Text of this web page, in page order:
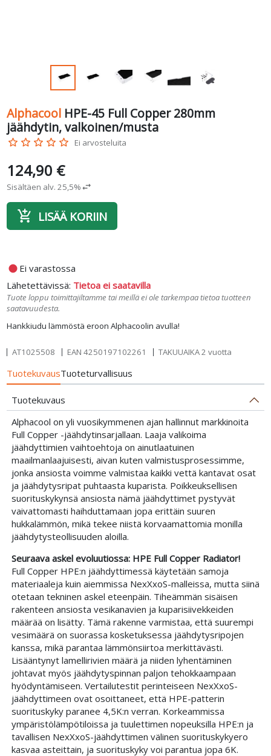
Alphacool HPE-45 Full Copper 280mm
jäähdytin, valkoinen/musta
star_border star_border star_border star_border star_border Ei arvosteluita
Hankkiudu lämmöstä eroon Alphacoolin avulla!
124,90 €
Sisältäen alv. 25,5%swap_horiz
add_shopping_cart LISÄÄ KORIIN
fiber_manual_record Ei varastossa
Lähetettävissä: Tietoa ei saatavilla
Tuote loppu toimittajiltamme tai meillä ei ole tarkempaa tietoa tuotteen
saatavuudesta.
AT1025508 EAN 4250197102261 TAKUUAIKA 2 vuotta
TuotekuvausTuoteturvallisuus
Tuotekuvaus
Alphacool on yli vuosikymmenen ajan hallinnut markkinoita
Full Copper -jäähdytinsarjallaan. Laaja valikoima
jäähdyttimien vaihtoehtoja on ainutlaatuinen
maailmanlaajuisesti, aivan kuten valmistusprosessimme,
jonka ansiosta voimme valmistaa kaikki vettä kantavat osat
ja jäähdytysripat puhtaasta kuparista. Poikkeuksellisen
suorituskykynsä ansiosta nämä jäähdyttimet pystyvät
vaivattomasti haihduttamaan jopa erittäin suuren
hukkalämmön, mikä tekee niistä korvaamattomia monilla
jäähdytysteollisuuden aloilla.
Seuraava askel evoluutiossa: HPE Full Copper Radiator!
Full Copper HPE:n jäähdyttimessä käytetään samoja
materiaaleja kuin aiemmissa NexXxoS-malleissa, mutta siinä
otetaan tekninen askel eteenpäin. Tiheämmän sisäisen
rakenteen ansiosta vesikanavien ja kuparisiivekkeiden
määrää on lisätty. Tämä rakenne varmistaa, että suurempi
vesimäärä on suorassa kosketuksessa jäähdytysripojen
kanssa, mikä parantaa lämmönsiirtoa merkittävästi.
Lisääntynyt lamellirivien määrä ja niiden lyhentäminen
johtavat myös jäähdytyspinnan paljon tehokkaampaan
hyödyntämiseen. Vertailutestit perinteiseen NexXxoS-
jäähdyttimeen ovat osoittaneet, että HPE-patterin
suorituskyky paranee 4,5K:n verran. Korkeammissa
ympäristölämpötiloissa ja tuulettimen nopeuksilla HPE:n ja
tavallisen NexXxoS-jäähdyttimen välinen suorituskykyero
kasvaa asteittain, ja suorituskyky voi parantua jopa 6K.